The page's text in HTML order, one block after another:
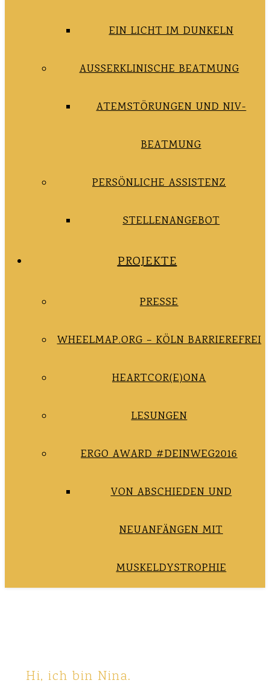
EIN LICHT IM DUNKELN
AUSSERKLINISCHE BEATMUNG
ATEMSTÖRUNGEN UND NIV-
BEATMUNG
PERSÖNLICHE ASSISTENZ
STELLENANGEBOT
PROJEKTE
PRESSE
WHEELMAP.ORG – KÖLN BARRIEREFREI
HEARTCOR(E)ONA
LESUNGEN
ERGO AWARD #DEINWEG2016
VON ABSCHIEDEN UND
NEUANFÄNGEN MIT
MUSKELDYSTROPHIE
Hi, ich bin Nina.